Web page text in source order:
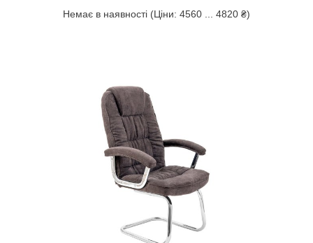
Немає в наявності (Ціни: 4560 ... 4820 ₴)